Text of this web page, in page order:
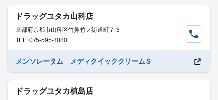
ドラッグユタカ山科店
京都府京都市山科区竹鼻竹ノ街道町７３
TEL: 075-595-3080
メンソレータム メディクイッククリームＳ
ドラッグユタカ槙島店